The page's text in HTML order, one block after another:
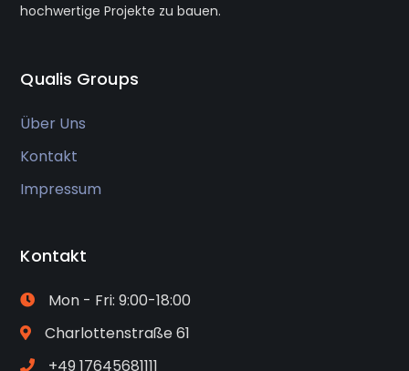
hochwertige Projekte zu bauen.
Qualis Groups
Über Uns
Kontakt
Impressum
Kontakt
Mon - Fri: 9:00-18:00
Charlottenstraße 61
+49 17645681111